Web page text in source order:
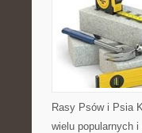
Rasy Psów i Psia
wielu popularnych